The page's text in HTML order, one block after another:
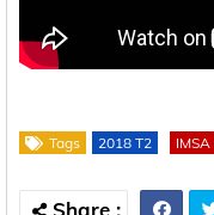
Tags 2018 T2